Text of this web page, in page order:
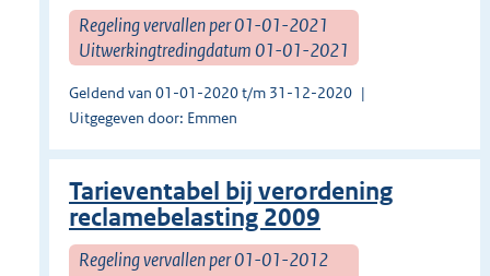
Regeling vervallen per 01-01-2021
Uitwerkingtredingdatum 01-01-2021
Geldend van 01-01-2020 t/m 31-12-2020
Uitgegeven door: Emmen
Tarieventabel bij verordening
reclamebelasting 2009
Regeling vervallen per 01-01-2012